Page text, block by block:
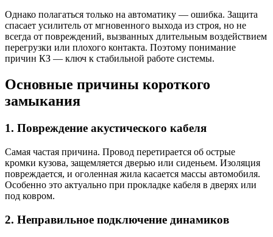
Однако полагаться только на автоматику — ошибка. Защита
спасает усилитель от мгновенного выхода из строя, но не
всегда от повреждений, вызванных длительным воздействием
перегрузки или плохого контакта. Поэтому понимание
причин КЗ — ключ к стабильной работе системы.
Основные причины короткого
замыкания
1. Повреждение акустического кабеля
Самая частая причина. Провод перетирается об острые
кромки кузова, защемляется дверью или сиденьем. Изоляция
повреждается, и оголенная жила касается массы автомобиля.
Особенно это актуально при прокладке кабеля в дверях или
под ковром.
2. Неправильное подключение динамиков